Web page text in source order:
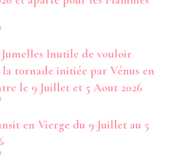
Jumelles Inutile de vouloir
la tornade initiée par Vénus en
le 9 Juillet et 5 Aout 2026
en Vierge du 9 Juillet au 5